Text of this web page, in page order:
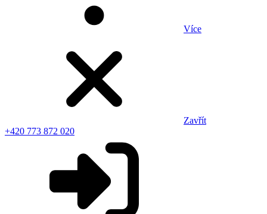
Více
Zavřít
+420 773 872 020